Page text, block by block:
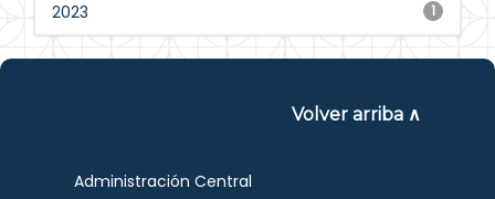
1
2023
Volver arriba ∧
Administración Central